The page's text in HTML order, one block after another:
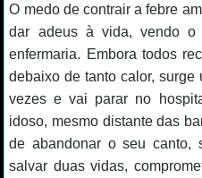
O medo de contrair a febre
dar adeus à vida, vendo
enfermaria. Embora todos
debaixo de tanto calor,
vezes e vai parar no
idoso, mesmo distante das
de abandonar o seu canto,
salvar duas vidas,